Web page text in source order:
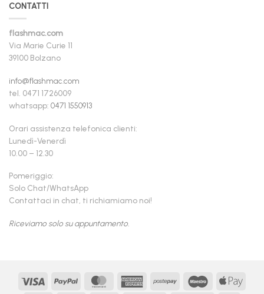
CONTATTI
flashmac.com
Via Marie Curie 11
39100 Bolzano
info@flashmac.com
tel. 0471 1726009
whatsapp: 0471 1550913
Orari assistenza telefonica clienti:
Lunedì-Venerdì
10.00 – 12.30
Pomeriggio:
Solo Chat/WhatsApp
Contattaci in chat, ti richiamiamo noi!
Riceviamo solo su appuntamento.
Visa PayPal MasterCardAmericanPostepay Maestro